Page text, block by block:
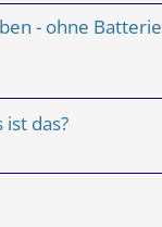
- ohne Batterie
das?